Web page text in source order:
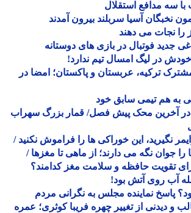
مدافع استقلال
نجات می دهند
فوتبال در بازی های دوستانه
در لیگ امسال تیم ندارد!
ترکیه، عربستان و پاکستان؛ امضا در
هم تیمی سابق خود
آخرین محک پیش فصل/ قمار بزرگ سهراب
نگیرید، این خوراکی ها را فراموش نکنید /
نگه می دارند؛ از ماهی تا مغزها /
تقویت حافظه و سلامت مغز کدامند؟
روی آتش بود!
نماینده مجلس به نگرانی مردم
از تغییر چهره فریبا کوثری؛ عمره